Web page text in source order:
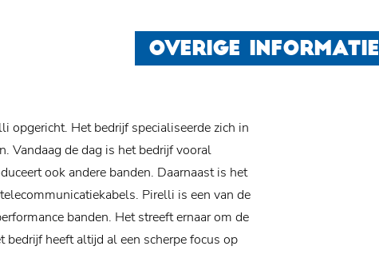
OVERIGE INFORMATIE
opgericht. Het bedrijf specialiseerde zich in
Vandaag de dag is het bedrijf vooral
ook andere banden. Daarnaast is het
Pirelli is een van de
banden. Het streeft ernaar om de
heeft altijd al een scherpe focus op